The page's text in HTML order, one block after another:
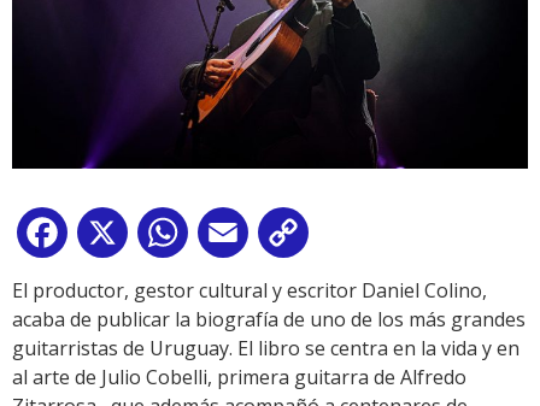
Facebook
X WhatsApp
Email
Link
El productor, gestor cultural y escritor Daniel Colino,
acaba de publicar la biografía de uno de los más grandes
guitarristas de Uruguay. El libro se centra en la vida y en
al arte de Julio Cobelli, primera guitarra de Alfredo